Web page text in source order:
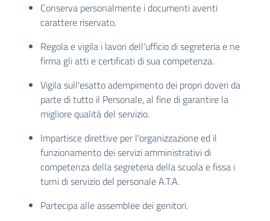
Conserva personalmente i documenti aventi
carattere riservato.
Regola e vigila i lavori dell'ufficio di segreteria e ne
firma gli atti e certificati di sua competenza.
Vigila sull'esatto adempimento dei propri doveri da
parte di tutto il Personale, al fine di garantire la
migliore qualità del servizio.
Impartisce direttive per l'organizzazione ed il
funzionamento dei servizi amministrativi di
competenza della segreteria della scuola e fissa i
turni di servizio del personale A.T.A.
Partecipa alle assemblee dei genitori.